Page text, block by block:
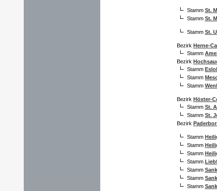
Stamm St.
Stamm St.
Stamm St.
Bezirk Herne-
Stamm
Bezirk
Stamm
Stamm
Stamm
Bezirk Höxter-
Stamm St.
Stamm St.
Bezirk
Stamm
Stamm
Stamm
Stamm
Stamm
Stamm
Stamm